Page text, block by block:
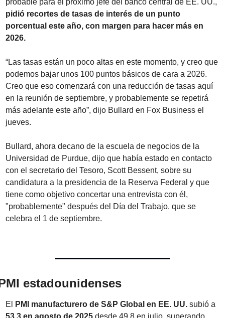
pidió recortes de tasas de interés de un punto
porcentual este año, con margen para hacer más en
2026.
“Las tasas están un poco altas en este momento, y creo que
podemos bajar unos 100 puntos básicos de cara a 2026.
Creo que eso comenzará con una reducción de tasas aquí
en la reunión de septiembre, y probablemente se repetirá
más adelante este año”, dijo Bullard en Fox Business el
jueves.
Bullard, ahora decano de la escuela de negocios de la
Universidad de Purdue, dijo que había estado en contacto
con el secretario del Tesoro, Scott Bessent, sobre su
candidatura a la presidencia de la Reserva Federal y que
tiene como objetivo concertar una entrevista con él,
"probablemente" después del Día del Trabajo, que se
celebra el 1 de septiembre.
estadounidenses
El PMI manufacturero de S&P Global en EE. UU.
53,3 en agosto de 2025 desde 49,8 en julio, superando